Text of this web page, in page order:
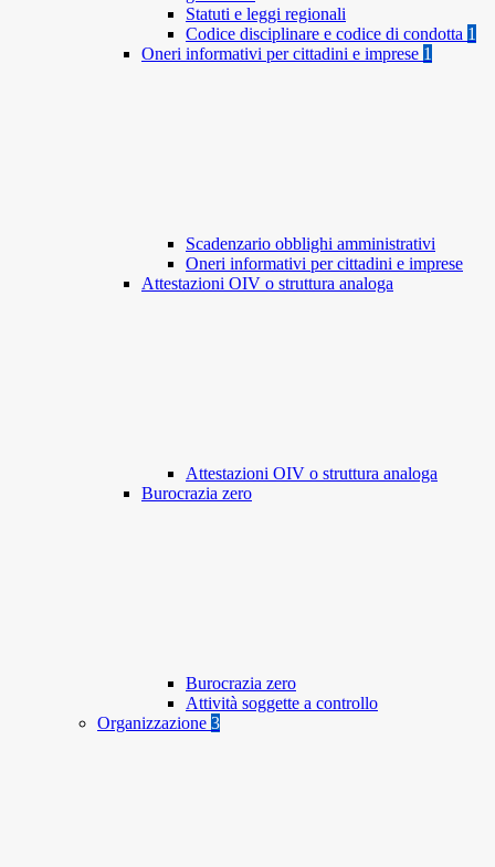
Statuti e leggi regionali
Codice disciplinare e codice di condotta 1
Oneri informativi per cittadini e imprese 1
Scadenzario obblighi amministrativi
Oneri informativi per cittadini e imprese
Attestazioni OIV o struttura analoga
Attestazioni OIV o struttura analoga
Burocrazia zero
Burocrazia zero
Attività soggette a controllo
Organizzazione 3